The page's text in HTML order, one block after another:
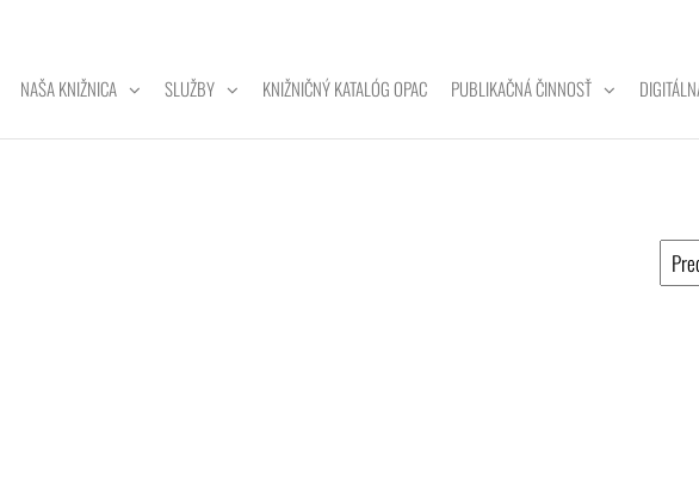
NAŠA KNIŽNICA SLUŽBY KNIŽNIČNÝ KATALÓG OPAC PUBLIKAČNÁ ČINNOSŤ